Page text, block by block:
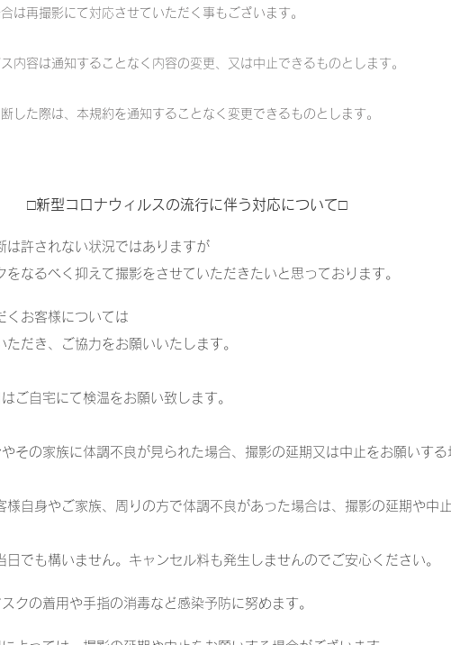
は再撮影にて対応させていただく事もございます。
内容は通知することなく内容の変更 、又は中止できるものとします。
した際は、本規約を通知することなく変更できるものとします。
□新型コロナウィルスの流行に伴う対応について□
は許されない状況ではありますが
をなるべく抑えて撮影をさせていただきたいと思っております。
くお客様については
ただき、ご協力をお願いいたします。
ご自宅にて検温をお願い致します。
その家族に体調不良が見られた場合、撮影の延期又は中止をお願いする
自身やご家族、周りの方で体調不良があった場合は、撮影の延期や中
でも構いません。 キャンセル料も発生しませんのでご安心ください。
クの着用や手指の消毒など感染予防に努めます。